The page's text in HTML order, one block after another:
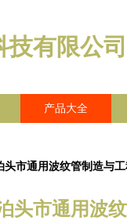
有限公司
产品大全
头市通用波纹管制造与
头市通用波